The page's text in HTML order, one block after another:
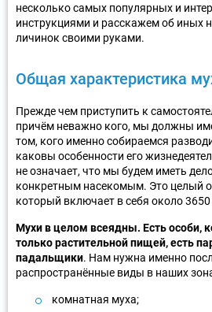
несколько самых популярных и
инструкциями и расскажем об иных
личинок своими руками.
Общая характеристика
Прежде чем приступить к
причём неважно кого, мы должны
том, кого именно собираемся
каковы особенности его
не означает, что мы будем иметь
конкретным насекомым. Это целый
который включает в себя около
Мухи в целом всеядны. Есть особи,
только растительной пищей, есть
падальщики. Нам нужна именно
распространённые виды в наших
комнатная муха;